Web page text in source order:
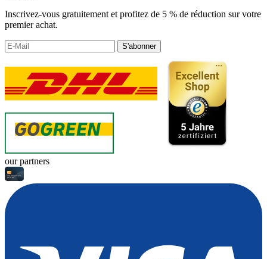
Inscrivez-vous gratuitement et profitez de 5 % de réduction sur votre
premier achat.
S'abonner
our partners